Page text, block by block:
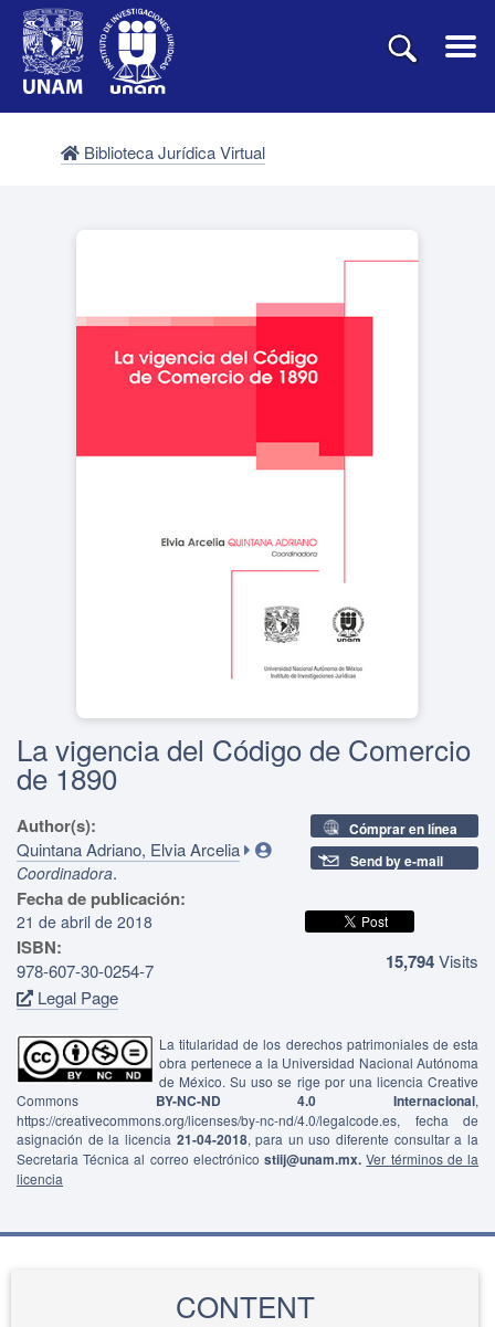
Biblioteca Jurídica Virtual
La vigencia del Código de Comercio
de 1890
Author(s):
Quintana Adriano, Elvia Arcelia
Coordinadora.
Fecha de publicación:
21 de abril de 2018
ISBN:
978-607-30-0254-7
Legal Page
Cómprar en línea
Send by e-mail
15,794Visits
La titularidad de los derechos patrimoniales de esta
obra pertenece a la Universidad Nacional Autónoma
de México. Su uso se rige por una licencia Creative
Commons BY-NC-ND 4.0 Internacional,
https://creativecommons.org/licenses/by-nc-nd/4.0/legalcode.es, fecha de
asignación de la licencia 21-04-2018, para un uso diferente consultar a la
Secretaria Técnica al correo electrónicostiij@unam.mx. Ver términos de la
licencia
CONTENT